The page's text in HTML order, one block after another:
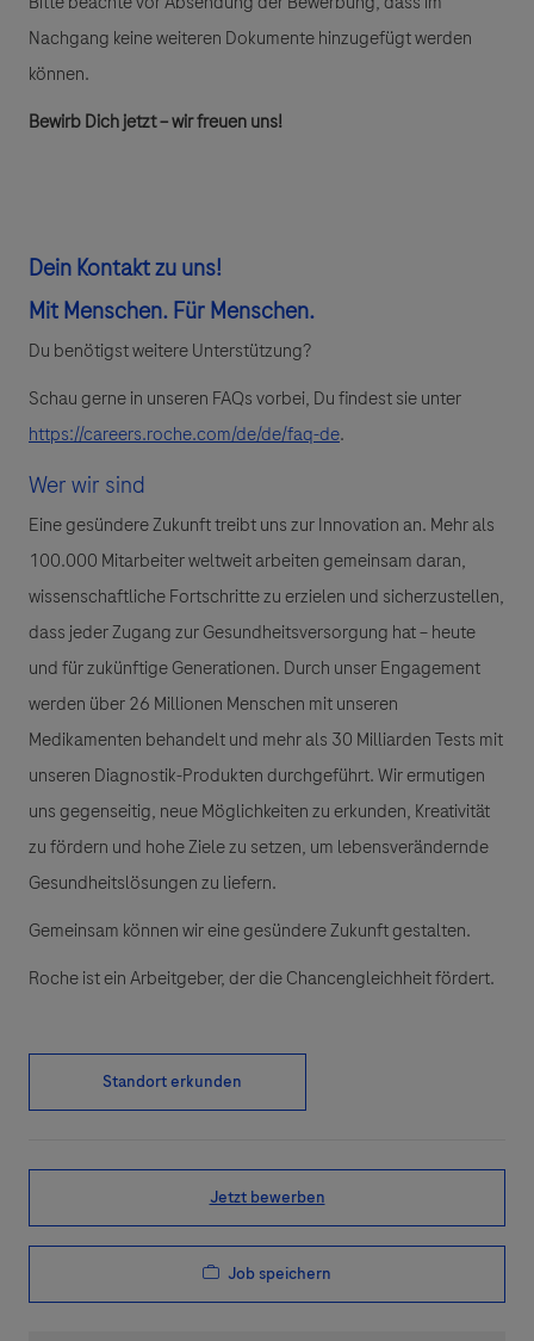
Nachgang keine weiteren Dokumente hinzugefügt werden
können.
Bewirb Dich jetzt – wir freuen uns!
Dein Kontakt zu uns!
MitMenschen.FürMenschen.
Du benötigst weitere Unterstützung?
Schau gerne in unseren FAQs vorbei, Du findest sie unter
https://careers.roche.com/de/de/faq-de.
Wer wir sind
Eine gesündere Zukunft treibt uns zur Innovation an. Mehr als
100.000 Mitarbeiter weltweit arbeiten gemeinsam daran,
wissenschaftliche Fortschritte zu erzielen und sicherzustellen,
dass jeder Zugang zur Gesundheitsversorgung hat – heute
und für zukünftige Generationen. Durch unser Engagement
werden über 26 Millionen Menschen mit unseren
Medikamenten behandelt und mehr als 30 Milliarden Tests mit
unseren Diagnostik-Produkten durchgeführt. Wir ermutigen
uns gegenseitig, neue Möglichkeiten zu erkunden, Kreativität
zu fördern und hohe Ziele zu setzen, um lebensverändernde
Gesundheitslösungen zu liefern.
Gemeinsam können wir eine gesündere Zukunft gestalten.
Roche ist ein Arbeitgeber, der die Chancengleichheit fördert.
Standort erkunden
Jetzt bewerben
Job speichern